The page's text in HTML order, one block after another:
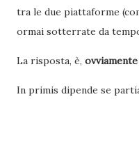
tra le due piattaforme
ormai sotterrate da
La risposta, è,
In primis dipende se